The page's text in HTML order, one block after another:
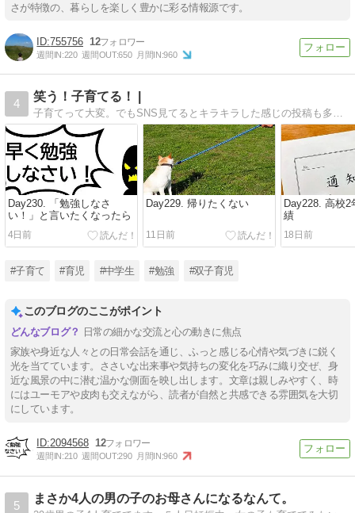
さが特徴の、暮らしを楽しく豊かに彩る情報源です。
755756 12
週間IN:220 週間OUT:650 月間IN:960
4
笑う！子育てる！ |
子育てって大変。でもSNS見てるとキラキラした感じの投稿も多いし。それに比べたら・・・なんて思っているあなた！読む栄養ドリンクなブログです。疲れた時に一息つける、そんなブログ読んでみませんか？子育て中のあなたを応援したい！ペップな子育て日記
Day230. 「勉強しなさ
い！」と言いたくなったら
4日前
Day229. 帰りたくない
11日前
Day228. 高校2
績
18日前
#子育て #育児 #中学生 #勉強 #双子育児
このブログのここがポイント
日常の細かな交流と心の動きに焦点
家族や身近な人々との日常会話を通じ、ふっと感じる心情や気づきに鋭く
光を当てています。ささいな出来事や気持ちの変化を巧みに織り交ぜ、身
近な風景の中に潜む温かな側面を映し出します。文章は親しみやすく、時
にはユーモアや皮肉も交えながら、読者が自然と共感できる雰囲気を大切
にしています。
2094568 12
週間IN:210 週間OUT:290 月間IN:960
5
まさか4人の男の子のお母さんになるなんて。